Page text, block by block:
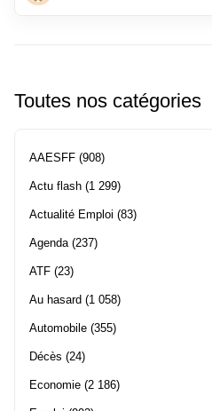
Toutes nos catégories
AAESFF (908)
Actu flash (1 299)
Actualité Emploi (83)
Agenda (237)
ATF (23)
Au hasard (1 058)
Automobile (355)
Décès (24)
Economie (2 186)